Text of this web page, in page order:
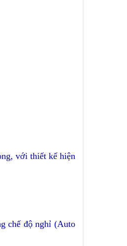
với thiết kế hiện
chế độ nghỉ (Auto